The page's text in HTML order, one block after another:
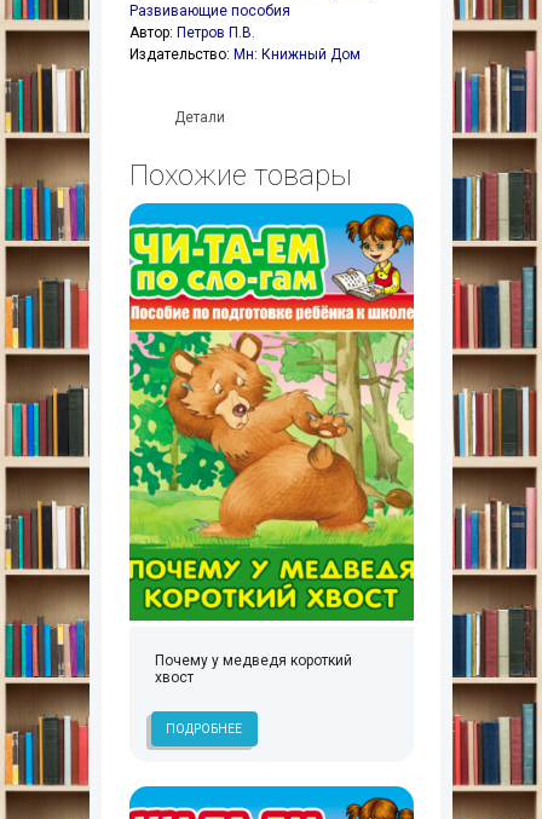
Развивающие пособия
Автор: Петров П.В.
Издательство: Мн: Книжный Дом
Детали
Похожие товары
Почему у медведя короткий
хвост
ПОДРОБНЕЕ